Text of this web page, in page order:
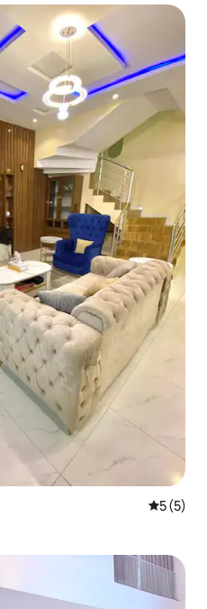
5 de
5 (5)
hóspedes